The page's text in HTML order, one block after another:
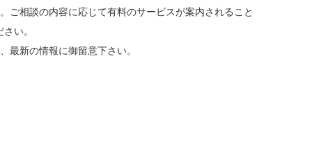
ご相談の内容に応じて有料のサービスが案内されること
い。
最新の情報に御留意下さい。